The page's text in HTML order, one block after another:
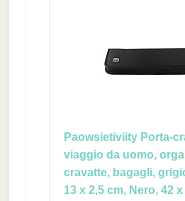
Paowsietiviity Porta-
viaggio da uomo,
cravatte, bagagli,
13 x 2,5 cm, Nero, 42